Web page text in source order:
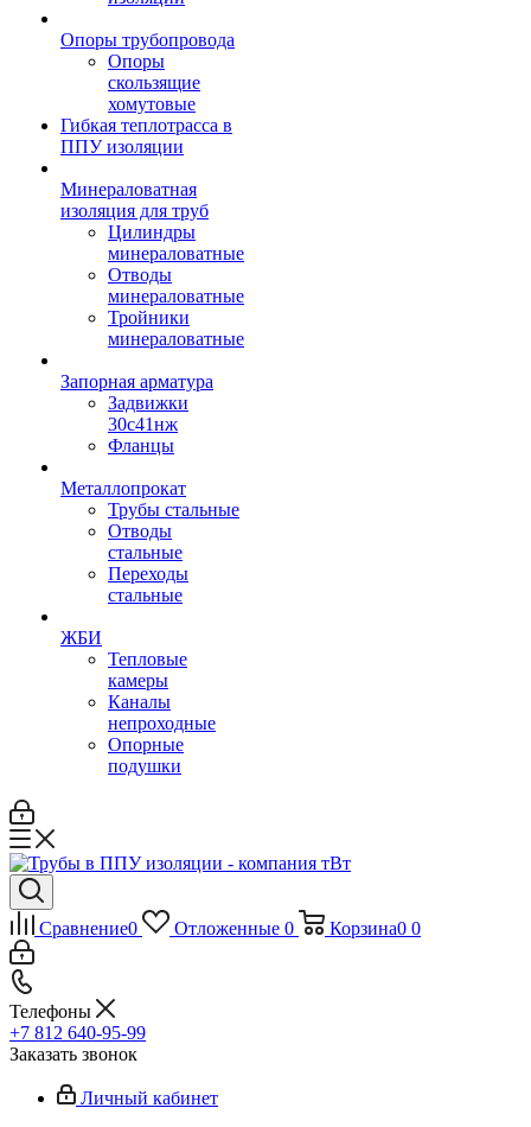
Опоры трубопровода
Опоры
скользящие
хомутовые
Гибкая теплотрасса в
ППУ изоляции
Минераловатная
изоляция для труб
Цилиндры
минераловатные
Отводы
минераловатные
Тройники
минераловатные
Запорная арматура
Задвижки
30с41нж
Фланцы
Металлопрокат
Трубы стальные
Отводы
стальные
Переходы
стальные
ЖБИ
Тепловые
камеры
Каналы
непроходные
Опорные
подушки
Сравнение0 Отложенные 0 Корзина0 0
Телефоны
+7 812 640-95-99
Заказать звонок
Личный кабинет